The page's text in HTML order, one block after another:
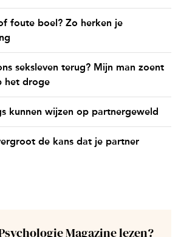
foute boel? Zo herken je
seksleven terug? Mijn man zoent
het droge
kunnen wijzen op partnergeweld
de kans dat je partner
Magazine lezen?